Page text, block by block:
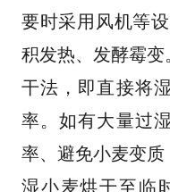
要时采用风机等
积发热、发酵霉
干法，即直接将
率。如有大量过
率、避免小麦变
湿小麦烘干至临